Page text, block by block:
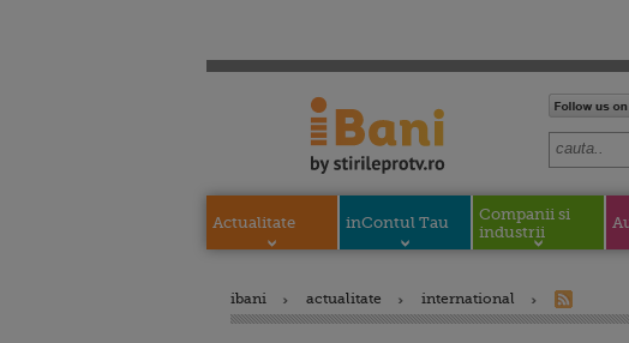
Actualitate inContul Tau
Companii si
industrii
ibani actualitate international